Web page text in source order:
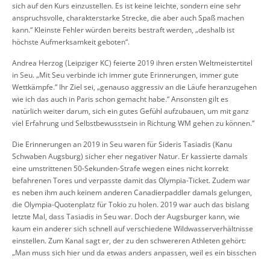
sich auf den Kurs einzustellen. Es ist keine leichte, sondern eine sehr
anspruchsvolle, charakterstarke Strecke, die aber auch Spaß machen
kann.“ Kleinste Fehler würden bereits bestraft werden, „deshalb ist
höchste Aufmerksamkeit geboten“.
Andrea Herzog (Leipziger KC) feierte 2019 ihren ersten Weltmeistertitel
in Seu. „Mit Seu verbinde ich immer gute Erinnerungen, immer gute
Wettkämpfe.“ Ihr Ziel sei, „genauso aggressiv an die Läufe heranzugehen
wie ich das auch in Paris schon gemacht habe.“ Ansonsten gilt es
natürlich weiter darum, sich ein gutes Gefühl aufzubauen, um mit ganz
viel Erfahrung und Selbstbewusstsein in Richtung WM gehen zu können.“
Die Erinnerungen an 2019 in Seu waren für Sideris Tasiadis (Kanu
Schwaben Augsburg) sicher eher negativer Natur. Er kassierte damals
eine umstrittenen 50-Sekunden-Strafe wegen eines nicht korrekt
befahrenen Tores und verpasste damit das Olympia-Ticket. Zudem war
es neben ihm auch keinem anderen Canadierpaddler damals gelungen,
die Olympia-Quotenplatz für Tokio zu holen. 2019 war auch das bislang
letzte Mal, dass Tasiadis in Seu war. Doch der Augsburger kann, wie
kaum ein anderer sich schnell auf verschiedene Wildwasserverhältnisse
einstellen. Zum Kanal sagt er, der zu den schwereren Athleten gehört:
„Man muss sich hier und da etwas anders anpassen, weil es ein bisschen